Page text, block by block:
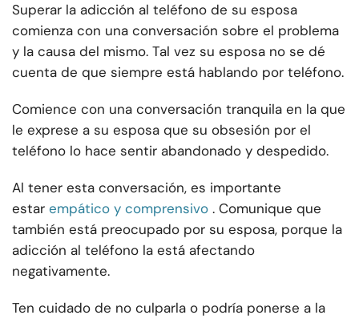
Superar la adicción al teléfono de su esposa
comienza con una conversación sobre el problema
y la causa del mismo. Tal vez su esposa no se dé
cuenta de que siempre está hablando por teléfono.
Comience con una conversación tranquila en la que
le exprese a su esposa que su obsesión por el
teléfono lo hace sentir abandonado y despedido.
Al tener esta conversación, es importante
estar empático y comprensivo . Comunique que
también está preocupado por su esposa, porque la
adicción al teléfono la está afectando
negativamente.
Ten cuidado de no culparla o podría ponerse a la